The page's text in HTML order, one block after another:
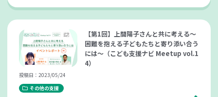
【第1回】上間陽子さんと共に考える～
困難を抱える子どもたちと寄り添い合う
には～（こども支援ナビ Meetup vol.1
4）
投稿日：2023/05/24
その他の支援